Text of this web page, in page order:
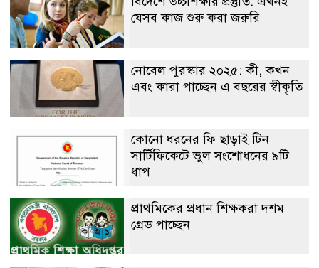
যেসব কাজ শুরু করা জরুরি
নোবেল পুরস্কার ২০২৫: কী, কখন
এবং কারা পাচ্ছেন এ বছরের স্বীকৃতি
কোনো ধরনের ফি ছাড়াই টিন
সার্টিফিকেটে ভুল সংশোধনের ৯টি
ধাপ
প্রাথমিকের প্রধান শিক্ষকরা দশম
গ্রেড পাচ্ছেন